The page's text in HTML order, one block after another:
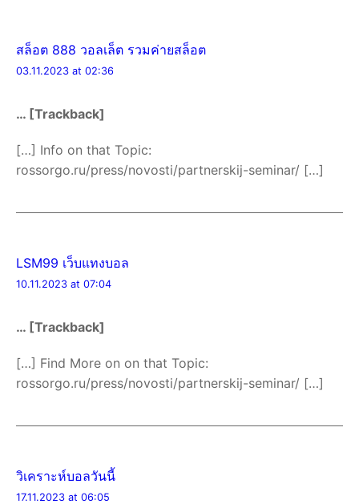
สล็อต 888 วอลเล็ต รวมค่ายสล็อต
03.11.2023 at 02:36
… [Trackback]
[…] Info on that Topic:
rossorgo.ru/press/novosti/partnerskij-seminar/ […]
LSM99 เว็บแทงบอล
10.11.2023 at 07:04
… [Trackback]
[…] Find More on on that Topic:
rossorgo.ru/press/novosti/partnerskij-seminar/ […]
วิเคราะห์บอลวันนี้
17.11.2023 at 06:05